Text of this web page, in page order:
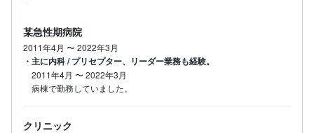
某急性期病院
2011年4月 〜2022年3月
・主に内科 / プリセプター、リーダー業務も経験。
2011年4月 〜2022年3月
クリニック